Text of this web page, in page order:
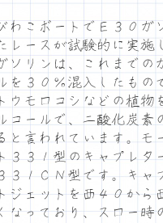
こボートでＥ３０ガ
レースが試験的に実施
ソリンは、これまでの
を３０％混入したもの
ウモロコシなどの植物
コールで、二酸化炭素
と言われています。モ
３３１型のキャプレタ
３１ＣＮ型です。キャ
ジェットを♯４０から
なっており、スロー時